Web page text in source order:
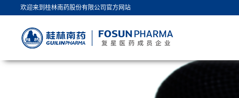
欢迎来到桂林南药股份有限公司官方网站